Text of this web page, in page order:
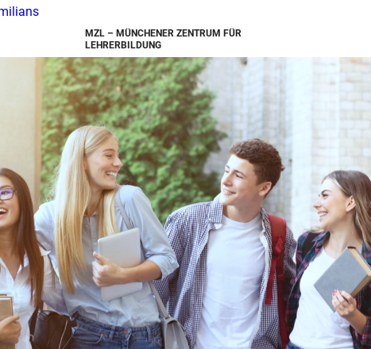
MZL – MÜNCHENER ZENTRUM FÜR
LEHRERBILDUNG